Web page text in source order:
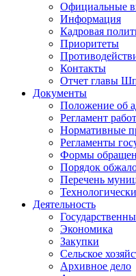
Официальные
Информация
Кадровая
Приоритеты
Контакты
Отчет главы
Документы
Положение об
Регламент
Нормативные
Регламенты
Формы
Порядок
Перечень
Деятельность
Экономика
Закупки
Сельское
Архивное дело